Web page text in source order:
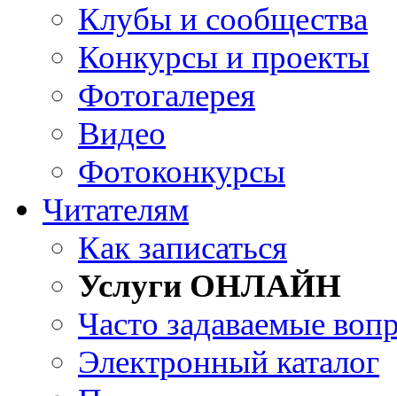
Клубы и сообщества
Конкурсы и проекты
Фотогалерея
Видео
Фотоконкурсы
Читателям
Как записаться
Услуги ОНЛАЙН
Часто задаваемые
Электронный каталог